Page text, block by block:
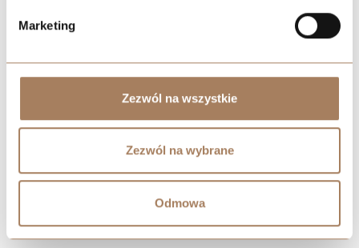
Marketing
Zezwól na wszystkie
Zezwól na wybrane
Odmowa